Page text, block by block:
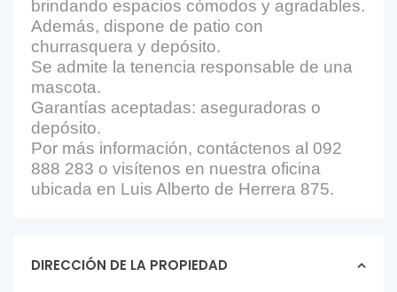
brindando espacios cómodos y agradables.
Además, dispone de patio con
churrasquera y depósito.
Se admite la tenencia responsable de una
mascota.
Garantías aceptadas: aseguradoras o
depósito.
Por más información, contáctenos al 092
888 283 o visítenos en nuestra oficina
ubicada en Luis Alberto de Herrera 875.
DIRECCIÓN DE LA PROPIEDAD